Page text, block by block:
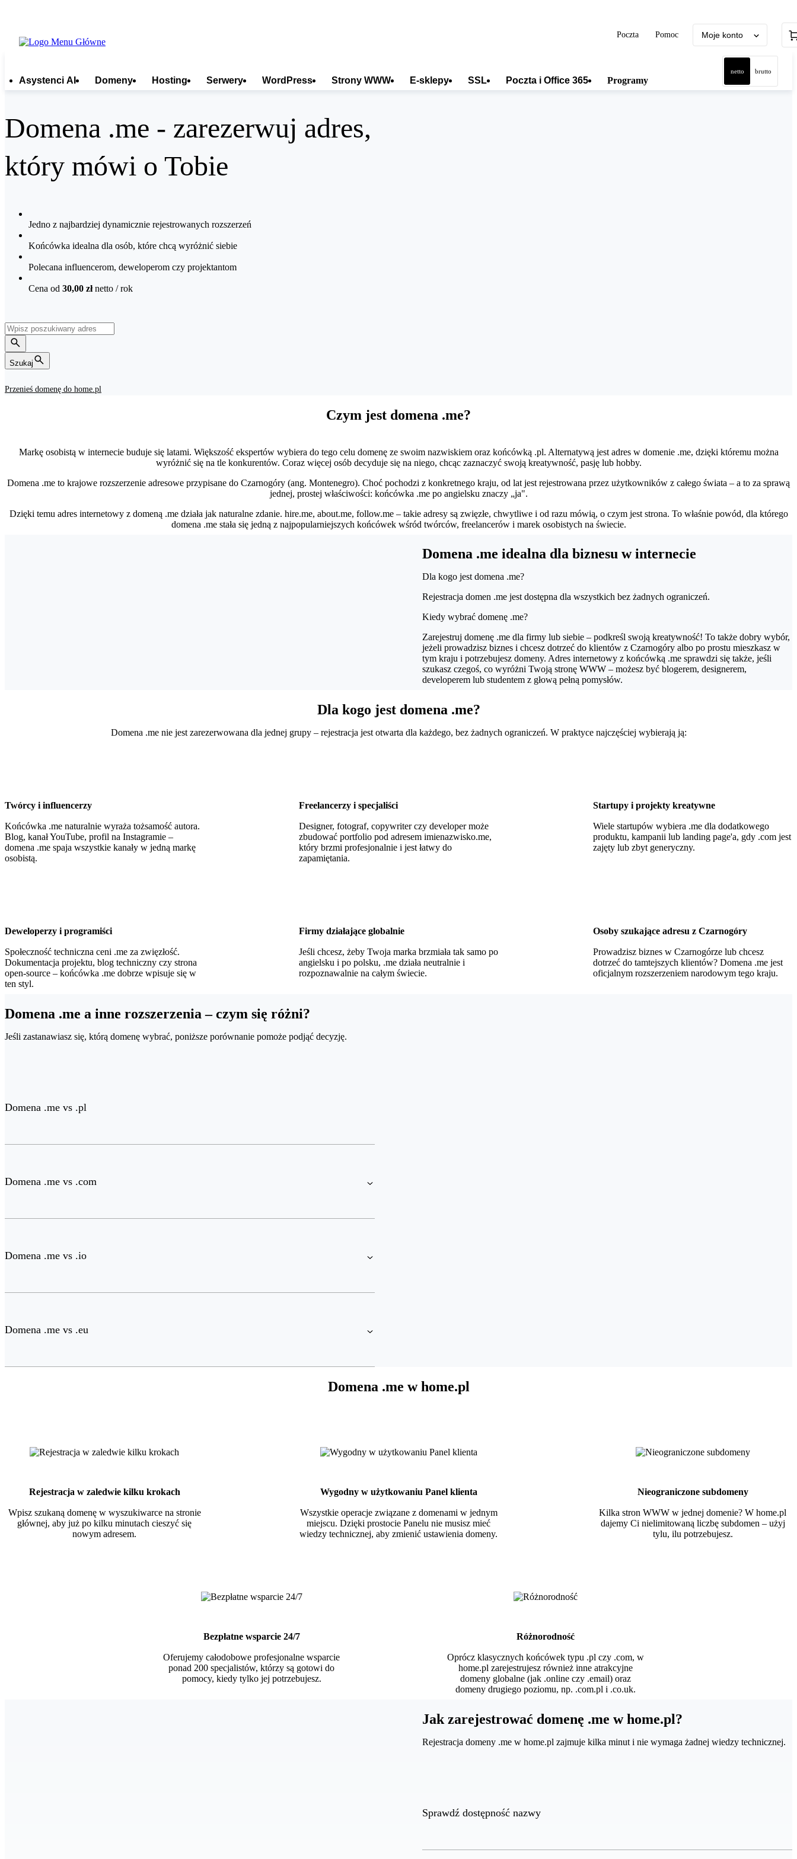
Poczta Pomoc Moje konto
Asystenci AI Domeny Hosting Serwery WordPress Strony WWW E-sklepy SSL Poczta i Office 365 Programy
netto brutto
Domena .me - zarezerwuj adres,
który mówi o Tobie
Jedno z najbardziej dynamicznie rejestrowanych rozszerzeń
Końcówka idealna dla osób, które chcą wyróżnić siebie
Polecana influencerom, deweloperom czy projektantom
Cena od 30,00 zł netto / rok
Szukaj
Przenieś domenę do home.pl
Czym jest domena .me?
Markę osobistą w internecie buduje się latami. Większość ekspertów wybiera do tego celu domenę ze swoim nazwiskiem oraz końcówką .pl. Alternatywą jest adres w domenie .me, dzięki któremu można
wyróżnić się na tle konkurentów. Coraz więcej osób decyduje się na niego, chcąc zaznaczyć swoją kreatywność, pasję lub hobby.
Domena .me to krajowe rozszerzenie adresowe przypisane do Czarnogóry (ang. Montenegro). Choć pochodzi z konkretnego kraju, od lat jest rejestrowana przez użytkowników z całego świata – a to za sprawą
jednej, prostej właściwości: końcówka .me po angielsku znaczy „ja".
Dzięki temu adres internetowy z domeną .me działa jak naturalne zdanie. hire.me, about.me, follow.me – takie adresy są zwięzłe, chwytliwe i od razu mówią, o czym jest strona. To właśnie powód, dla którego
domena .me stała się jedną z najpopularniejszych końcówek wśród twórców, freelancerów i marek osobistych na świecie.
Domena .me idealna dla biznesu w internecie
Dla kogo jest domena .me?
Rejestracja domen .me jest dostępna dla wszystkich bez żadnych ograniczeń.
Kiedy wybrać domenę .me?
Zarejestruj domenę .me dla firmy lub siebie – podkreśl swoją kreatywność! To także dobry wybór,
jeżeli prowadzisz biznes i chcesz dotrzeć do klientów z Czarnogóry albo po prostu mieszkasz w
tym kraju i potrzebujesz domeny. Adres internetowy z końcówką .me sprawdzi się także, jeśli
szukasz czegoś, co wyróżni Twoją stronę WWW – możesz być blogerem, designerem,
developerem lub studentem z głową pełną pomysłów.
Dla kogo jest domena .me?
Domena .me nie jest zarezerwowana dla jednej grupy – rejestracja jest otwarta dla każdego, bez żadnych ograniczeń. W praktyce najczęściej wybierają ją:
Twórcy i influencerzy
Końcówka .me naturalnie wyraża tożsamość autora.
Blog, kanał YouTube, profil na Instagramie –
domena .me spaja wszystkie kanały w jedną markę
osobistą.
Freelancerzy i specjaliści
Designer, fotograf, copywriter czy developer może
zbudować portfolio pod adresem imienazwisko.me,
który brzmi profesjonalnie i jest łatwy do
zapamiętania.
Startupy i projekty kreatywne
Wiele startupów wybiera .me dla dodatkowego
produktu, kampanii lub landing page'a, gdy .com jest
zajęty lub zbyt generyczny.
Deweloperzy i programiści
Społeczność techniczna ceni .me za zwięzłość.
Dokumentacja projektu, blog techniczny czy strona
open-source – końcówka .me dobrze wpisuje się w
ten styl.
Firmy działające globalnie
Jeśli chcesz, żeby Twoja marka brzmiała tak samo po
angielsku i po polsku, .me działa neutralnie i
rozpoznawalnie na całym świecie.
Osoby szukające adresu z Czarnogóry
Prowadzisz biznes w Czarnogórze lub chcesz
dotrzeć do tamtejszych klientów? Domena .me jest
oficjalnym rozszerzeniem narodowym tego kraju.
Domena .me a inne rozszerzenia – czym się różni?
Jeśli zastanawiasz się, którą domenę wybrać, poniższe porównanie pomoże podjąć decyzję.
Domena .me vs .pl
Domena .me vs .com
Domena .me vs .io
Domena .me vs .eu
Domena .me w home.pl
Rejestracja w zaledwie kilku krokach
Wpisz szukaną domenę w wyszukiwarce na stronie
głównej, aby już po kilku minutach cieszyć się
nowym adresem.
Wygodny w użytkowaniu Panel klienta
Wszystkie operacje związane z domenami w jednym
miejscu. Dzięki prostocie Panelu nie musisz mieć
wiedzy technicznej, aby zmienić ustawienia domeny.
Nieograniczone subdomeny
Kilka stron WWW w jednej domenie? W home.pl
dajemy Ci nielimitowaną liczbę subdomen – użyj
tylu, ilu potrzebujesz.
Bezpłatne wsparcie 24/7
Oferujemy całodobowe profesjonalne wsparcie
ponad 200 specjalistów, którzy są gotowi do
pomocy, kiedy tylko jej potrzebujesz.
Różnorodność
Oprócz klasycznych końcówek typu .pl czy .com, w
home.pl zarejestrujesz również inne atrakcyjne
domeny globalne (jak .online czy .email) oraz
domeny drugiego poziomu, np. .com.pl i .co.uk.
Jak zarejestrować domenę .me w home.pl?
Rejestracja domeny .me w home.pl zajmuje kilka minut i nie wymaga żadnej wiedzy technicznej.
Sprawdź dostępność nazwy